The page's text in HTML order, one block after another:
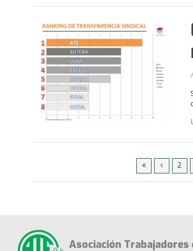
2
Asociación Trabajadores